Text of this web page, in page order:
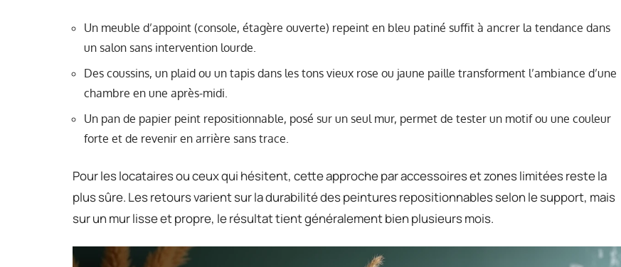
Un meuble d’appoint (console, étagère ouverte) repeint en bleu patiné suffit à ancrer la tendance dans
un salon sans intervention lourde.
Des coussins, un plaid ou un tapis dans les tons vieux rose ou jaune paille transforment l’ambiance d’une
chambre en une après-midi.
Un pan de papier peint repositionnable, posé sur un seul mur, permet de tester un motif ou une couleur
forte et de revenir en arrière sans trace.
Pour les locataires ou ceux qui hésitent, cette approche par accessoires et zones limitées reste la
plus sûre. Les retours varient sur la durabilité des peintures repositionnables selon le support, mais
sur un mur lisse et propre, le résultat tient généralement bien plusieurs mois.